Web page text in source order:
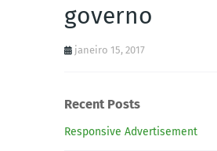
governo
janeiro 15, 2017
Recent Posts
Responsive Advertisement